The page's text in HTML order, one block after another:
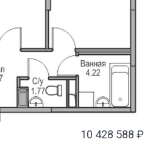
10 428 588 ₽